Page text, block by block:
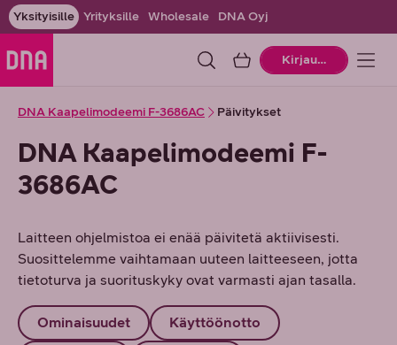
Yksityisille Yrityksille Wholesale DNA Oyj
OstoskoriKirjaudu
DNA Kaapelimodeemi F-3686AC Päivitykset
DNA Kaapelimodeemi F-
3686AC
Laitteen ohjelmistoa ei enää päivitetä aktiivisesti.
Suosittelemme vaihtamaan uuteen laitteeseen, jotta
tietoturva ja suorituskyky ovat varmasti ajan tasalla.
Ominaisuudet Käyttöönotto